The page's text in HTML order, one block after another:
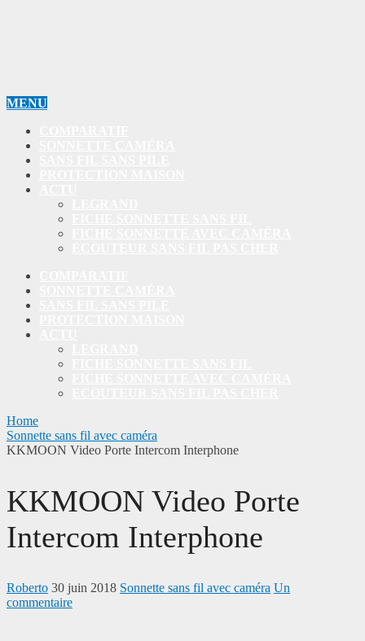
MENU
Home
Sonnette sans fil avec caméra
KKMOON Video Porte Intercom Interphone
KKMOON Video Porte
Intercom Interphone
Roberto 30 juin 2018 Sonnette sans fil avec caméra Un
commentaire